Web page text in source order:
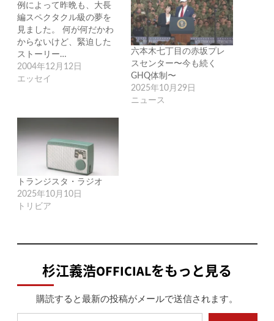
例によって昨晩も、大長
編スペクタクル級の夢を
見ました。 何が何だかわ
からないけど、緊迫した
ストーリー…
2004年12月12日
エッセイ
六本木七丁目の赤坂プレ
スセンター〜今も続く
GHQ体制〜
2025年10月29日
ニュース
トランジスタ・ラジオ
2025年10月10日
トリビア
杉江義浩OFFICIALをもっと見る
購読すると最新の投稿がメールで送信されます。
メールアドレスを入力...